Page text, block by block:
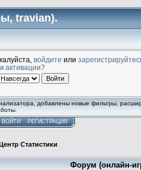
travian).
войдите или
активации?
добавлены новые фильтры,
ВОЙТИ РЕГИСТРАЦИЯ
Центр Статистики
Форум (онлайн-